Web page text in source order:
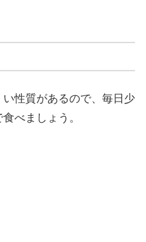
性質があるので、毎日少
べましょう。